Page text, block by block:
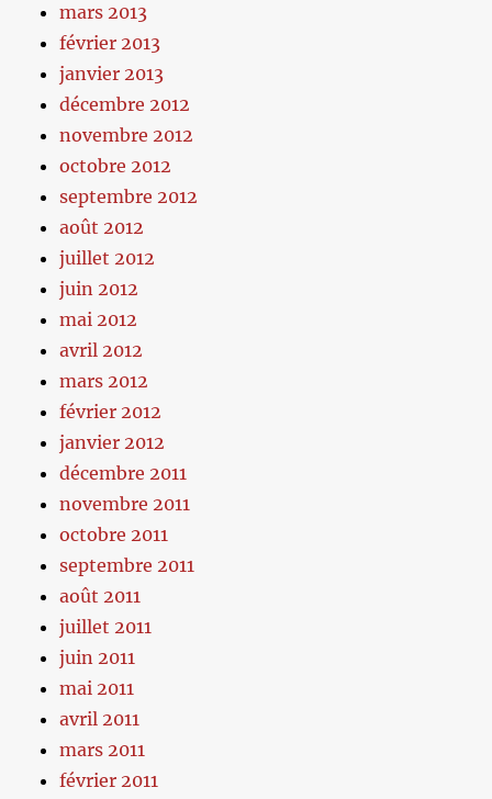
mars 2013
février 2013
janvier 2013
décembre 2012
novembre 2012
octobre 2012
septembre 2012
août 2012
juillet 2012
juin 2012
mai 2012
avril 2012
mars 2012
février 2012
janvier 2012
décembre 2011
novembre 2011
octobre 2011
septembre 2011
août 2011
juillet 2011
juin 2011
mai 2011
avril 2011
mars 2011
février 2011